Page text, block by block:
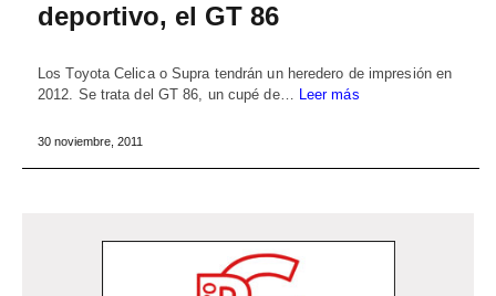
deportivo, el GT 86
Los Toyota Celica o Supra tendrán un heredero de impresión en
2012. Se trata del GT 86, un cupé de… Leer más
30 noviembre, 2011